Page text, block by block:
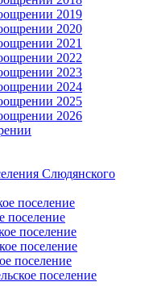
2019
2020
2021
2022
2023
2024
2025
2026
Слюдянского
поселение
поселение
поселение
поселение
поселение
поселение